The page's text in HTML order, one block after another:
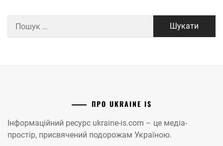
ПРО UKRAINE IS
Інформаційний ресурс ukraine-is.com – це медіа-
простір, присвячений подорожам Україною.